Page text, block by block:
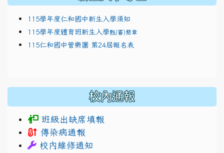
115學年度仁和國中新生入學須知
115學年度體育班新生入學甄(審)簡章
115仁和國中管樂團 第24屆報名表
校內通報
班級出缺席填報
傳染病通報
校內維修通知